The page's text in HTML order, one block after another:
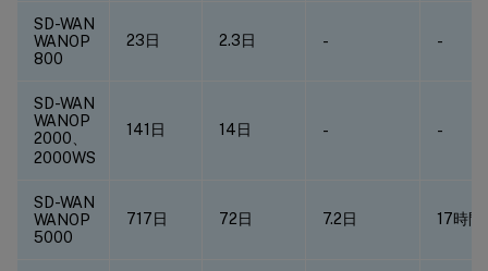
SD-WAN
WANOP
800
23日 2.3日 - -
SD-WAN
WANOP
2000、
2000WS
141日 14日 - -
SD-WAN
WANOP
5000
717日 72日 7.2日 17時間